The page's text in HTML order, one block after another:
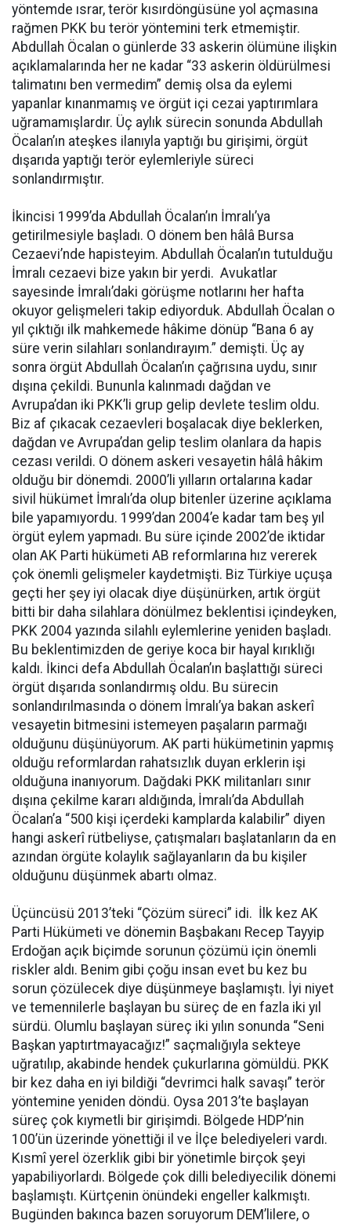
yöntemde ısrar, terör kısırdöngüsüne yol açmasına
rağmen PKK bu terör yöntemini terk etmemiştir.
Abdullah Öcalan o günlerde 33 askerin ölümüne ilişkin
açıklamalarında her ne kadar “33 askerin öldürülmesi
talimatını ben vermedim” demiş olsa da eylemi
yapanlar kınanmamış ve örgüt içi cezai yaptırımlara
uğramamışlardır. Üç aylık sürecin sonunda Abdullah
Öcalan’ın ateşkes ilanıyla yaptığı bu girişimi, örgüt
dışarıda yaptığı terör eylemleriyle süreci
sonlandırmıştır.
İkincisi 1999’da Abdullah Öcalan’ın İmralı’ya
getirilmesiyle başladı. O dönem ben hâlâ Bursa
Cezaevi’nde hapisteyim. Abdullah Öcalan’ın tutulduğu
İmralı cezaevi bize yakın bir yerdi. Avukatlar
sayesinde İmralı’daki görüşme notlarını her hafta
okuyor gelişmeleri takip ediyorduk. Abdullah Öcalan o
yıl çıktığı ilk mahkemede hâkime dönüp “Bana 6 ay
süre verin silahları sonlandırayım.” demişti. Üç ay
sonra örgüt Abdullah Öcalan’ın çağrısına uydu, sınır
dışına çekildi. Bununla kalınmadı dağdan ve
Avrupa’dan iki PKK’li grup gelip devlete teslim oldu.
Biz af çıkacak cezaevleri boşalacak diye beklerken,
dağdan ve Avrupa’dan gelip teslim olanlara da hapis
cezası verildi. O dönem askeri vesayetin hâlâ hâkim
olduğu bir dönemdi. 2000’li yılların ortalarına kadar
sivil hükümet İmralı’da olup bitenler üzerine açıklama
bile yapamıyordu. 1999’dan 2004’e kadar tam beş yıl
örgüt eylem yapmadı. Bu süre içinde 2002’de iktidar
olan AK Parti hükümeti AB reformlarına hız vererek
çok önemli gelişmeler kaydetmişti. Biz Türkiye uçuşa
geçti her şey iyi olacak diye düşünürken, artık örgüt
bitti bir daha silahlara dönülmez beklentisi içindeyken,
PKK 2004 yazında silahlı eylemlerine yeniden başladı.
Bu beklentimizden de geriye koca bir hayal kırıklığı
kaldı. İkinci defa Abdullah Öcalan’ın başlattığı süreci
örgüt dışarıda sonlandırmış oldu. Bu sürecin
sonlandırılmasında o dönem İmralı’ya bakan askerî
vesayetin bitmesini istemeyen paşaların parmağı
olduğunu düşünüyorum. AK parti hükümetinin yapmış
olduğu reformlardan rahatsızlık duyan erklerin işi
olduğuna inanıyorum. Dağdaki PKK militanları sınır
dışına çekilme kararı aldığında, İmralı’da Abdullah
Öcalan’a “500 kişi içerdeki kamplarda kalabilir” diyen
hangi askerî rütbeliyse, çatışmaları başlatanların da en
azından örgüte kolaylık sağlayanların da bu kişiler
olduğunu düşünmek abartı olmaz.
Üçüncüsü 2013’teki “Çözüm süreci” idi. İlk kez AK
Parti Hükümeti ve dönemin Başbakanı Recep Tayyip
Erdoğan açık biçimde sorunun çözümü için önemli
riskler aldı. Benim gibi çoğu insan evet bu kez bu
sorun çözülecek diye düşünmeye başlamıştı. İyi niyet
ve temennilerle başlayan bu süreç de en fazla iki yıl
sürdü. Olumlu başlayan süreç iki yılın sonunda “Seni
Başkan yaptırtmayacağız!” saçmalığıyla sekteye
uğratılıp, akabinde hendek çukurlarına gömüldü. PKK
bir kez daha en iyi bildiği “devrimci halk savaşı” terör
yöntemine yeniden döndü. Oysa 2013’te başlayan
süreç çok kıymetli bir girişimdi. Bölgede HDP’nin
100’ün üzerinde yönettiği il ve İlçe belediyeleri vardı.
Kısmî yerel özerklik gibi bir yönetimle birçok şeyi
yapabiliyorlardı. Bölgede çok dilli belediyecilik dönemi
başlamıştı. Kürtçenin önündeki engeller kalkmıştı.
Bugünden bakınca bazen soruyorum DEM’lilere, o